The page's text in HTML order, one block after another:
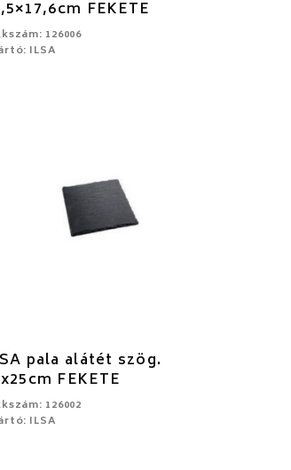
FEKETE
126006
ILSA
pala alátét szög.
FEKETE
126002
ILSA